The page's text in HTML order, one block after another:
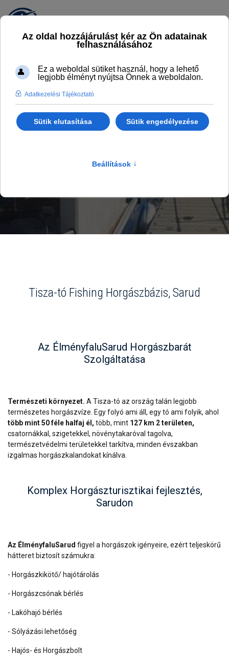
TISZA-TÓ FISHING
Tisza-tó Fishing Horgászbázis, Sarud
Az ÉlményfaluSarud Horgászbarát
Szolgáltatása
Természeti környezet. A Tisza-tó az ország talán legjobb
természetes horgászvíze. Egy folyó ami áll, egy tó ami folyik, ahol
több mint 50 féle halfaj él, több, mint 127 km 2 területen,
csatornákkal, szigetekkel, növénytakaróval tagolva,
természetvédelmi területekkel tarkítva, minden évszakban
izgalmas horgászkalandokat kínálva.
Komplex Horgászturisztikai fejlesztés,
Sarudon
Az ÉlményfaluSarud figyel a horgászok igényeire, ezért teljeskörű
hátteret biztosít számukra:
- Horgászkikötő/ hajótárolás
- Horgászcsónak bérlés
- Lakóhajó bérlés
- Sólyázási lehetőség
- Hajós- és Horgászbolt